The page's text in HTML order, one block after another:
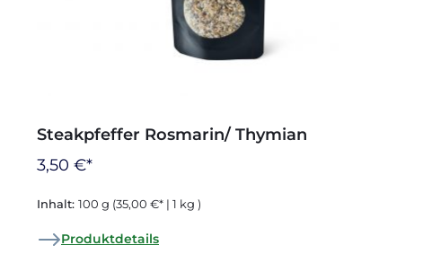
Steakpfeffer Rosmarin/ Thymian
3,50 €*
Inhalt: 100 g (35,00 €* | 1 kg )
Produktdetails